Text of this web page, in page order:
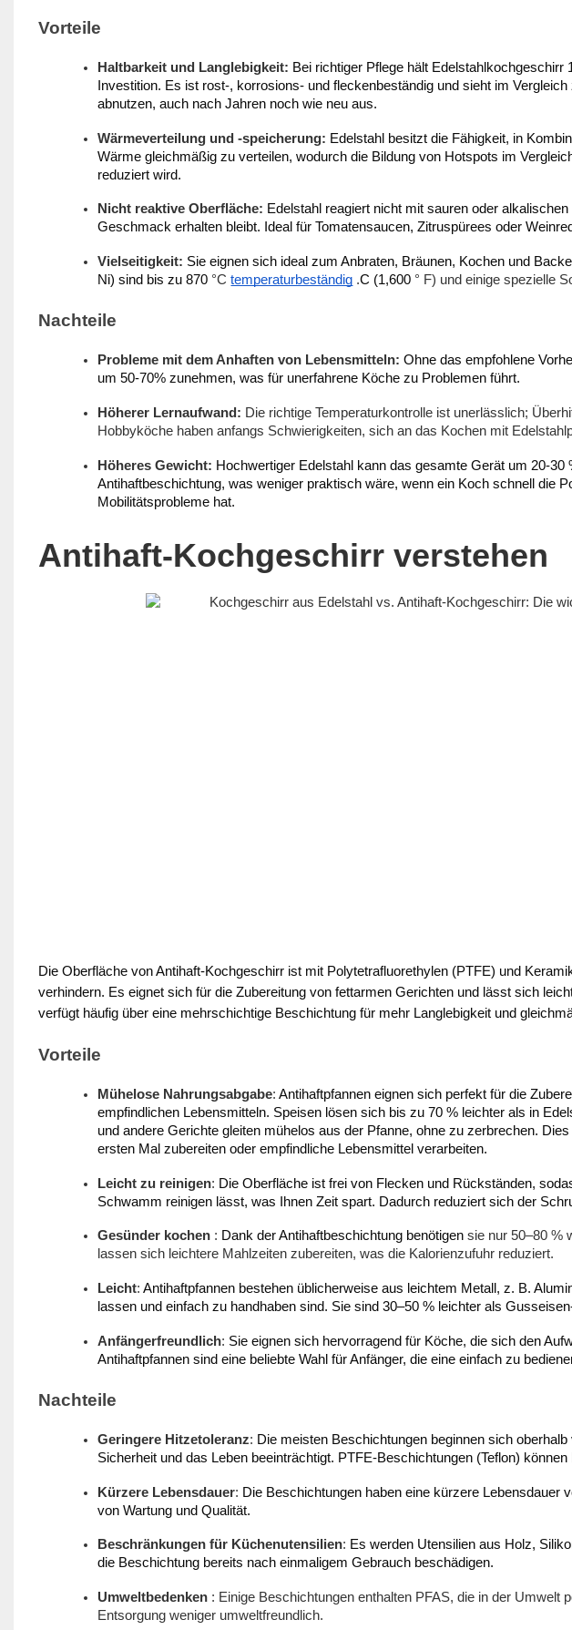
Vorteile
Haltbarkeit und Langlebigkeit: Bei richtiger Pflege hält
Investition. Es ist rost-, korrosions- und fleckenbeständig und sieht im
abnutzen, auch nach Jahren noch wie neu aus.
Wärmeverteilung und -speicherung: Edelstahl besitzt die Fähigkeit, in
Wärme gleichmäßig zu verteilen, wodurch die Bildung von Hotspots im
reduziert wird.
Nicht reaktive Oberfläche: Edelstahl reagiert nicht mit sauren oder
Geschmack erhalten bleibt. Ideal für Tomatensaucen, Zitruspürees oder
Vielseitigkeit: Sie eignen sich ideal zum Anbraten, Bräunen, Kochen und
Ni) sind bis zu 870 °C temperaturbeständig .C (1,600 ° F) und einige spezielle
Nachteile
Probleme mit dem Anhaften von Lebensmitteln: Ohne das empfohlene
um 50-70% zunehmen, was für unerfahrene Köche zu Problemen führt.
Höherer Lernaufwand: Die richtige Temperaturkontrolle ist unerlässlich;
Hobbyköche haben anfangs Schwierigkeiten, sich an das Kochen mit
Höheres Gewicht: Hochwertiger Edelstahl kann das gesamte Gerät um 20-
Antihaftbeschichtung, was weniger praktisch wäre, wenn ein Koch schnell die
Mobilitätsprobleme hat.
Antihaft-Kochgeschirr verstehen
Die Oberfläche von Antihaft-Kochgeschirr ist mit Polytetrafluorethylen (PTFE) und
verhindern. Es eignet sich für die Zubereitung von fettarmen Gerichten und lässt sich
verfügt häufig über eine mehrschichtige Beschichtung für mehr Langlebigkeit und
Vorteile
Mühelose Nahrungsabgabe:Antihaftpfannen eignen sich perfekt für die
empfindlichen Lebensmitteln. Speisen lösen sich bis zu 70 % leichter als in
und andere Gerichte gleiten mühelos aus der Pfanne, ohne zu zerbrechen.
ersten Mal zubereiten oder empfindliche Lebensmittel verarbeiten.
Leicht zu reinigen: Die Oberfläche ist frei von Flecken und Rückständen,
Schwamm reinigen lässt, was Ihnen Zeit spart. Dadurch reduziert sich der
Gesünder kochen : Dank der Antihaftbeschichtung benötigen sie nur 50–80 %
lassen sich leichtere Mahlzeiten zubereiten, was die Kalorienzufuhr reduziert.
Leicht:Antihaftpfannen bestehen üblicherweise aus leichtem Metall, z. B.
lassen und einfach zu handhaben sind. Sie sind 30–50 % leichter als
Anfängerfreundlich: Sie eignen sich hervorragend für Köche, die sich den
Antihaftpfannen sind eine beliebte Wahl für Anfänger, die eine einfach zu
Nachteile
Geringere Hitzetoleranz: Die meisten Beschichtungen beginnen sich
Sicherheit und das Leben beeinträchtigt. PTFE-Beschichtungen (Teflon) können
Kürzere Lebensdauer: Die Beschichtungen haben eine kürzere Lebensdauer
von Wartung und Qualität.
Beschränkungen für Küchenutensilien: Es werden Utensilien aus Holz,
die Beschichtung bereits nach einmaligem Gebrauch beschädigen.
Umweltbedenken : Einige Beschichtungen enthalten PFAS, die in der Umwelt
Entsorgung weniger umweltfreundlich.